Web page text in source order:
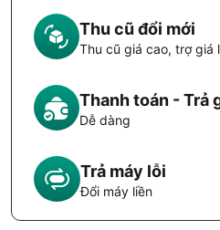
Thu cũ đổi mới
Thu cũ giá cao, trợ giá
Thanh toán - Trả
Dễ dàng
Trả máy lỗi
Đổi máy liền